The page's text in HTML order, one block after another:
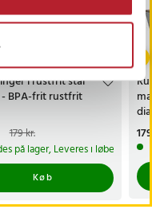
i rustfrit stål
BPA-frit rustfrit
pris
Tidligere pris:179 kr.
179 kr.
på lager, Leveres i løbet af 1-2
Køb